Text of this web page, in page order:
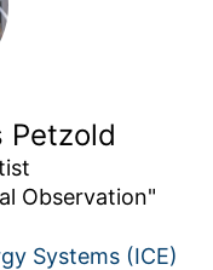
Petzold
Observation"
Systems (ICE)